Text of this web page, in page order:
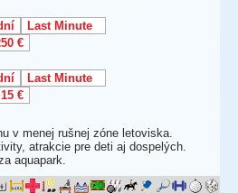
Last Minute
€
Last Minute
€
v menej rušnej zóne letoviska.
atrakcie pre deti aj dospelých.
aquapark.